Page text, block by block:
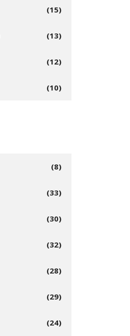
(15)
(13)
(12)
(10)
(8)
(33)
(30)
(32)
(28)
(29)
(24)